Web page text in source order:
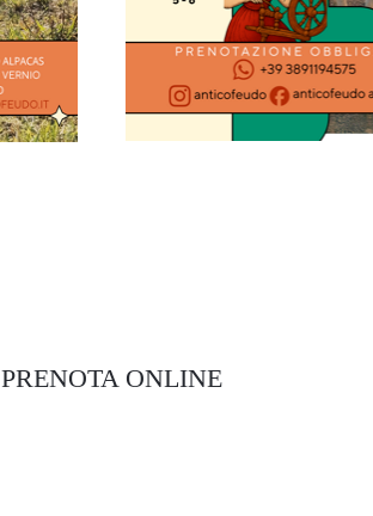
PRENOTA ONLINE